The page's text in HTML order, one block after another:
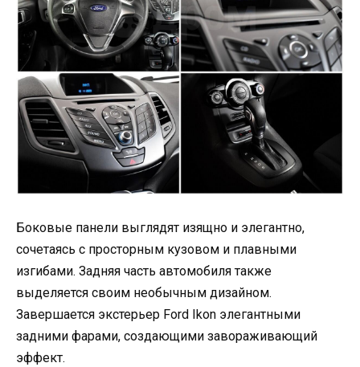
Боковые панели выглядят изящно и элегантно,
сочетаясь с просторным кузовом и плавными
изгибами. Задняя часть автомобиля также
выделяется своим необычным дизайном.
Завершается экстерьер Ford Ikon элегантными
задними фарами, создающими завораживающий
эффект.